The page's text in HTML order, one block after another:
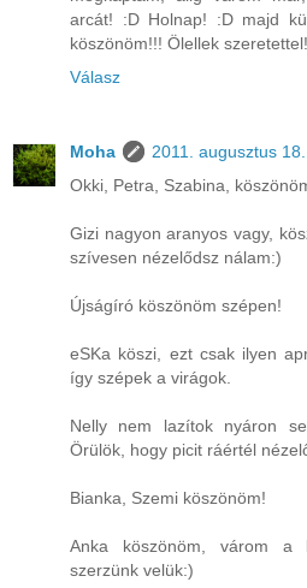
arcát! :D Holnap! :D majd
köszönöm!!! Ölellek
Válasz
Moha
2011. augusztus
Okki, Petra, Szabina,
Gizi nagyon aranyos vagy,
szívesen nézelődsz nálam:)
Újságíró köszönöm szépen!
eSKa köszi, ezt csak ilyen
így szépek a virágok.
Nelly nem lazítok nyáron
Örülök, hogy picit ráértél
Bianka, Szemi köszönöm!
Anka köszönöm, várom a
szerzünk velük:)